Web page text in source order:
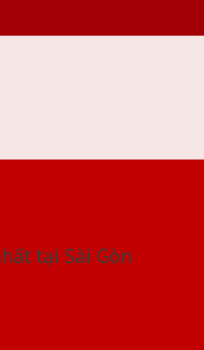
tại Sài Gòn